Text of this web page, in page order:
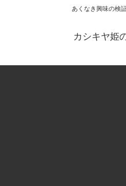
あくなき興味の検
カシキヤ姫